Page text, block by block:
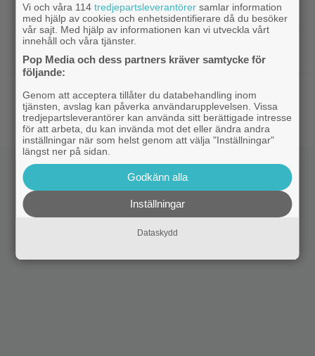
– ”The Dark Knight” på plats 3
Bioaktuellt |Elliot Page ”tappade andan” när han
läste manus till ”The Odyssey”
Trailers |Ny trailer till ”Ramayana” visar upp
nästa maffiga fantasyfilm från Indien
Vi och våra 114tredjepartsleverantörer samlar information
med hjälp av cookies och enhetsidentifierare då du besöker
vår sajt. Med hjälp av informationen kan vi utveckla vårt
innehåll och våra tjänster.
Pop Media och dess partners kräver samtycke för
följande:
Genom att acceptera tillåter du databehandling inom
tjänsten, avslag kan påverka användarupplevelsen. Vissa
tredjepartsleverantörer kan använda sitt berättigade intresse
för att arbeta, du kan invända mot det eller ändra andra
inställningar när som helst genom att välja "Inställningar"
längst ner på sidan.
Godkänn alla
Inställningar
Dataskydd